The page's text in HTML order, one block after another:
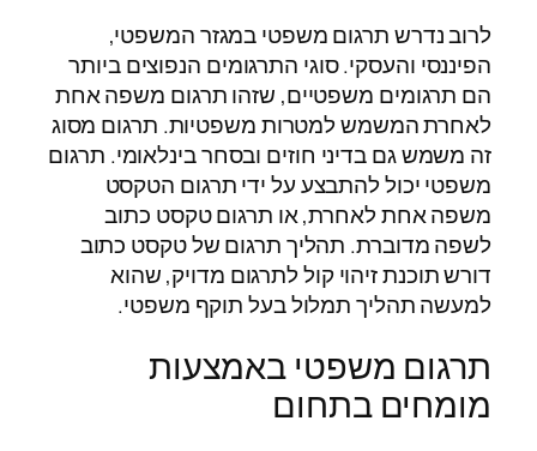
לרוב נדרש תרגום משפטי במגזר המשפטי,
הפיננסי והעסקי. סוגי התרגומים הנפוצים ביותר
הם תרגומים משפטיים, שזהו תרגום משפה אחת
לאחרת המשמש למטרות משפטיות. תרגום מסוג
זה משמש גם בדיני חוזים ובסחר בינלאומי. תרגום
משפטי יכול להתבצע על ידי תרגום הטקסט
משפה אחת לאחרת, או תרגום טקסט כתוב
לשפה מדוברת. תהליך תרגום של טקסט כתוב
דורש תוכנת זיהוי קול לתרגום מדויק, שהוא
למעשה תהליך תמלול בעל תוקף משפטי.
תרגום משפטי באמצעות
מומחים בתחום